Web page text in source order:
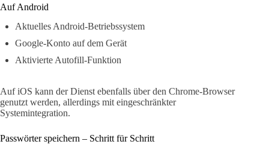
Auf Android
Aktuelles Android-Betriebssystem
Google-Konto auf dem Gerät
Aktivierte Autofill-Funktion
Auf iOS kann der Dienst ebenfalls über den Chrome-Browser
genutzt werden, allerdings mit eingeschränkter
Systemintegration.
Passwörter speichern – Schritt für Schritt